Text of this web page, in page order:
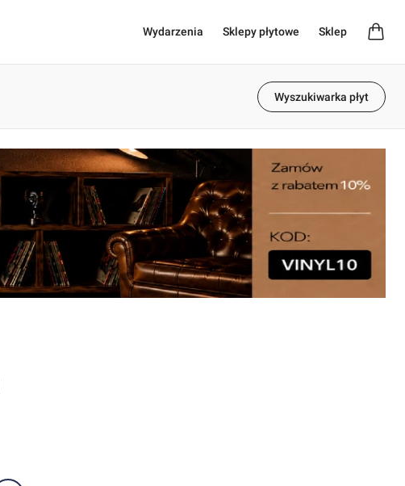
Wydarzenia Sklepy płytowe Sklep
Wyszukiwarka płyt